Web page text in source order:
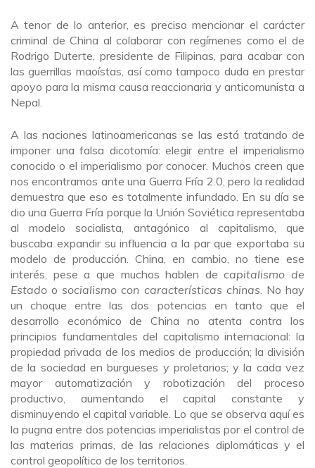
A tenor de lo anterior, es preciso mencionar el carácter
criminal de China al colaborar con regímenes como el de
Rodrigo Duterte, presidente de Filipinas, para acabar con
las guerrillas maoístas, así como tampoco duda en prestar
apoyo para la misma causa reaccionaria y anticomunista a
Nepal.
A las naciones latinoamericanas se las está tratando de
imponer una falsa dicotomía: elegir entre el imperialismo
conocido o el imperialismo por conocer. Muchos creen que
nos encontramos ante una Guerra Fría 2.0, pero la realidad
demuestra que eso es totalmente infundado. En su día se
dio una Guerra Fría porque la Unión Soviética representaba
al modelo socialista, antagónico al capitalismo, que
buscaba expandir su influencia a la par que exportaba su
modelo de producción. China, en cambio, no tiene ese
interés, pese a que muchos hablen decapitalismo de
Estado osocialismo con características chinas . No hay
un choque entre las dos potencias en tanto que el
desarrollo económico de China no atenta contra los
principios fundamentales del capitalismo internacional: la
propiedad privada de los medios de producción; la división
de la sociedad en burgueses y proletarios; y la cada vez
mayor automatización y robotización del proceso
productivo, aumentando el capital constante y
disminuyendo el capital variable. Lo que se observa aquí es
la pugna entre dos potencias imperialistas por el control de
las materias primas, de las relaciones diplomáticas y el
control geopolítico de los territorios.